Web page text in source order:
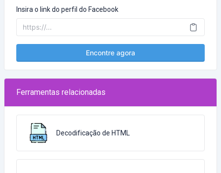
Insira o link do perfil do Facebook
Encontre agora
Ferramentas relacionadas
Decodificação de HTML